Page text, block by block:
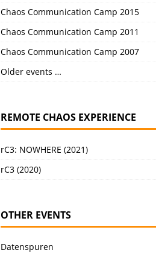
Chaos Communication Camp 2015
Chaos Communication Camp 2011
Chaos Communication Camp 2007
Older events …
REMOTE CHAOS EXPERIENCE
rC3: NOWHERE (2021)
rC3 (2020)
OTHER EVENTS
Datenspuren